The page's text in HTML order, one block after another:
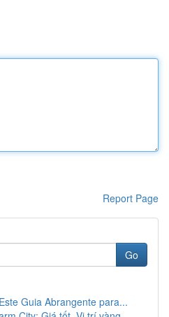
Report Page
Go
Guia Abrangente para...